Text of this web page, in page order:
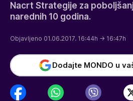
Nacrt Strategije za
narednih 10 godina.
Objavljeno 01.06.2017. 16:44h → 16:47h
Dodajte MONDO u